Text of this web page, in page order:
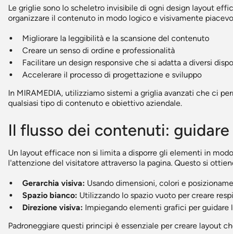
Le griglie sono lo scheletro invisibile di ogni design layout
organizzare il contenuto in modo logico e visivamente
Migliorare la leggibilità e la scansione del contenuto
Creare un senso di ordine e professionalità
Facilitare un design responsive che si adatta a diversi
Accelerare il processo di progettazione e sviluppo
In MIRAMEDIA, utilizziamo sistemi a griglia avanzati che ci
qualsiasi tipo di contenuto e obiettivo aziendale.
Il flusso dei contenuti:
Un layout efficace non si limita a disporre gli elementi in
l'attenzione del visitatore attraverso la pagina. Questo si
Gerarchia visiva: Usando dimensioni, colori e
Spazio bianco: Utilizzando lo spazio vuoto per creare
Direzione visiva: Impiegando elementi grafici per
Padroneggiare questi principi è essenziale per creare layout